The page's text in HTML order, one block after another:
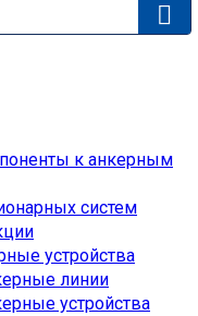
к анкерным
систем
устройства
линии
устройства